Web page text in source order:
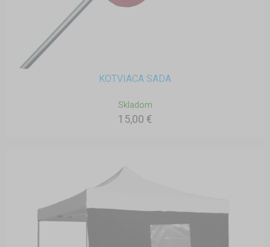
KOTVIACA SADA
Skladom
15,00 €